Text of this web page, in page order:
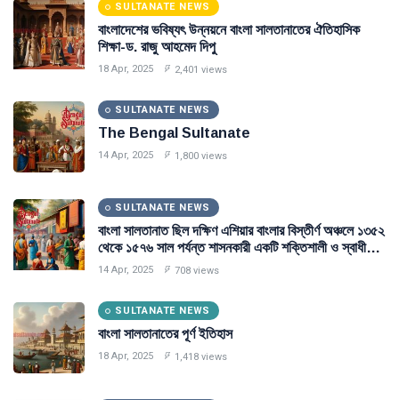
SULTANATE NEWS
বাংলাদেশের ভবিষ্যৎ উন্নয়নে বাংলা সালতানাতের ঐতিহাসিক
শিক্ষা-ড. রাজু আহমেদ দিপু
18 Apr, 2025 2,401 views
SULTANATE NEWS
The Bengal Sultanate
14 Apr, 2025 1,800 views
SULTANATE NEWS
বাংলা সালতানাত ছিল দক্ষিণ এশিয়ার বাংলার বিস্তীর্ণ অঞ্চলে ১৩৫২
থেকে ১৫৭৬ সাল পর্যন্ত শাসনকারী একটি শক্তিশালী ও স্বাধীন
মুসলিম সাম্রাজ্য।
14 Apr, 2025 708 views
SULTANATE NEWS
বাংলা সালতানাতের পূর্ণ ইতিহাস
18 Apr, 2025 1,418 views